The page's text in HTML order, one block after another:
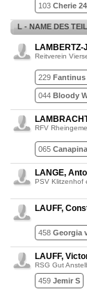
103 Cherie
L - NAME DES
LAMBERTZ-
Reitverein
229 Fantinus
044 Bloody
RFV
065 Canapina
LANGE,
PSV Klitzenhof
LAUFF,
458 Georgia
LAUFF,
RSG Gut
459 Jemir S